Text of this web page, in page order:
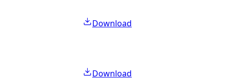
Download
Download